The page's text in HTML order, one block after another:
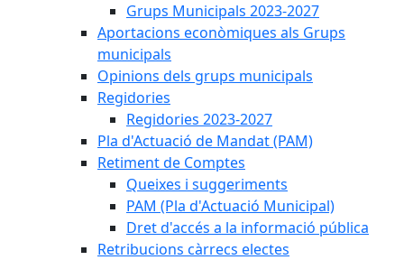
Grups Municipals 2023-2027
Aportacions econòmiques als Grups
municipals
Opinions dels grups municipals
Regidories
Regidories 2023-2027
Pla d'Actuació de Mandat (PAM)
Retiment de Comptes
Queixes i suggeriments
PAM (Pla d'Actuació Municipal)
Dret d'accés a la informació pública
Retribucions càrrecs electes